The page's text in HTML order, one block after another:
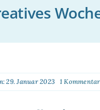
29. Januar 2023 1 Kommentar